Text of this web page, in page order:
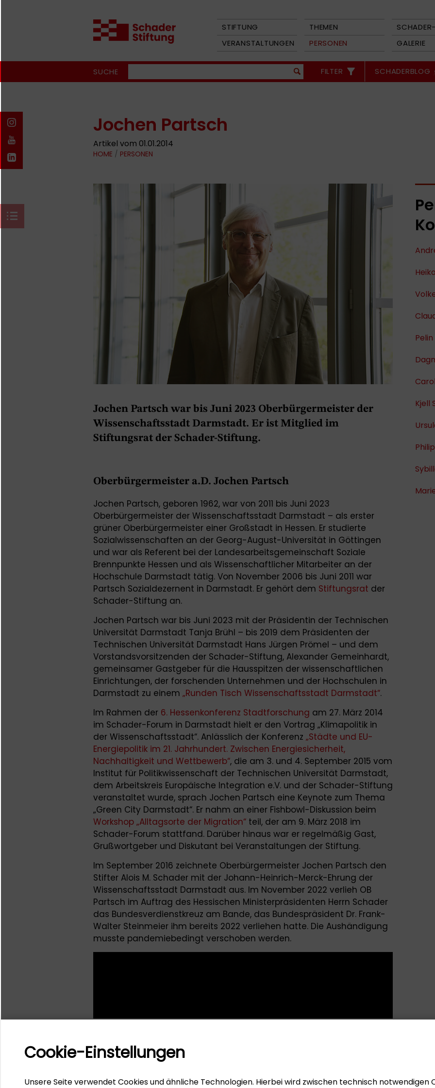
STIFTUNG THEMEN
VERANSTALTUNGEN
PERSONEN GALERIE
SUCHE FILTER SCHADERBLOG
Jochen Partsch
Artikel vom 01.01.2014
HOME / PERSONEN
Jochen Partsch war bis Juni 2023 Oberbürgermeister der
Wissenschaftsstadt Darmstadt. Er ist Mitglied im
Stiftungsrat der Schader-Stiftung.
Oberbürgermeister a.D. Jochen Partsch
Jochen Partsch, geboren 1962, war von 2011 bis Juni 2023
Oberbürgermeister der Wissenschaftsstadt Darmstadt – als erster
grüner Oberbürgermeister einer Großstadt in Hessen. Er studierte
Sozialwissenschaften an der Georg-August-Universität in Göttingen
und war als Referent bei der Landesarbeitsgemeinschaft Soziale
Brennpunkte Hessen und als Wissenschaftlicher Mitarbeiter an der
Hochschule Darmstadt tätig. Von November 2006 bis Juni 2011 war
Partsch Sozialdezernent in Darmstadt. Er gehört dem Stiftungsrat der
Schader-Stiftung an.
Jochen Partsch war bis Juni 2023 mit der Präsidentin der Technischen
Universität Darmstadt Tanja Brühl – bis 2019 dem Präsidenten der
Technischen Universität Darmstadt Hans Jürgen Prömel – und dem
Vorstandsvorsitzenden der Schader-Stiftung, Alexander Gemeinhardt,
gemeinsamer Gastgeber für die Hausspitzen der wissenschaftlichen
Einrichtungen, der forschenden Unternehmen und der Hochschulen in
Darmstadt zu einem „Runden Tisch Wissenschaftsstadt Darmstadt“.
Im Rahmen der 6. Hessenkonferenz Stadtforschung am 27. März 2014
im Schader-Forum in Darmstadt hielt er den Vortrag „Klimapolitik in
der Wissenschaftsstadt“. Anlässlich der Konferenz „Städte und EU-
Energiepolitik im 21. Jahrhundert. Zwischen Energiesicherheit,
Nachhaltigkeit und Wettbewerb“, die am 3. und 4. September 2015 vom
Institut für Politikwissenschaft der Technischen Universität Darmstadt,
dem Arbeitskreis Europäische Integration e.V. und der Schader-Stiftung
veranstaltet wurde, sprach Jochen Partsch eine Keynote zum Thema
„Green City Darmstadt“. Er nahm an einer Fishbowl-Diskussion beim
Workshop „Alltagsorte der Migration“ teil, der am 9. März 2018 im
Schader-Forum stattfand. Darüber hinaus war er regelmäßig Gast,
Grußwortgeber und Diskutant bei Veranstaltungen der Stiftung.
Im September 2016 zeichnete Oberbürgermeister Jochen Partsch den
Stifter Alois M. Schader mit der Johann-Heinrich-Merck-Ehrung der
Wissenschaftsstadt Darmstadt aus. Im November 2022 verlieh OB
Partsch im Auftrag des Hessischen Ministerpräsidenten Herrn Schader
das Bundesverdienstkreuz am Bande, das Bundespräsident Dr. Frank-
Walter Steinmeier ihm bereits 2022 verliehen hatte. Die Aushändigung
musste pandemiebedingt verschoben werden.
Kjell
Cookie-Einstellungen
Unsere Seite verwendet Cookies und ähnliche Technologien. Hierbei wird zwischen technisch